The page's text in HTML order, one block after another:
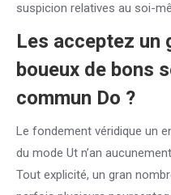
suspicion relatives au soi-
Les acceptez un
boueux de bons
commun Do ?
Le fondement véridique un
du mode Ut n’an
Tout explicité, un gran